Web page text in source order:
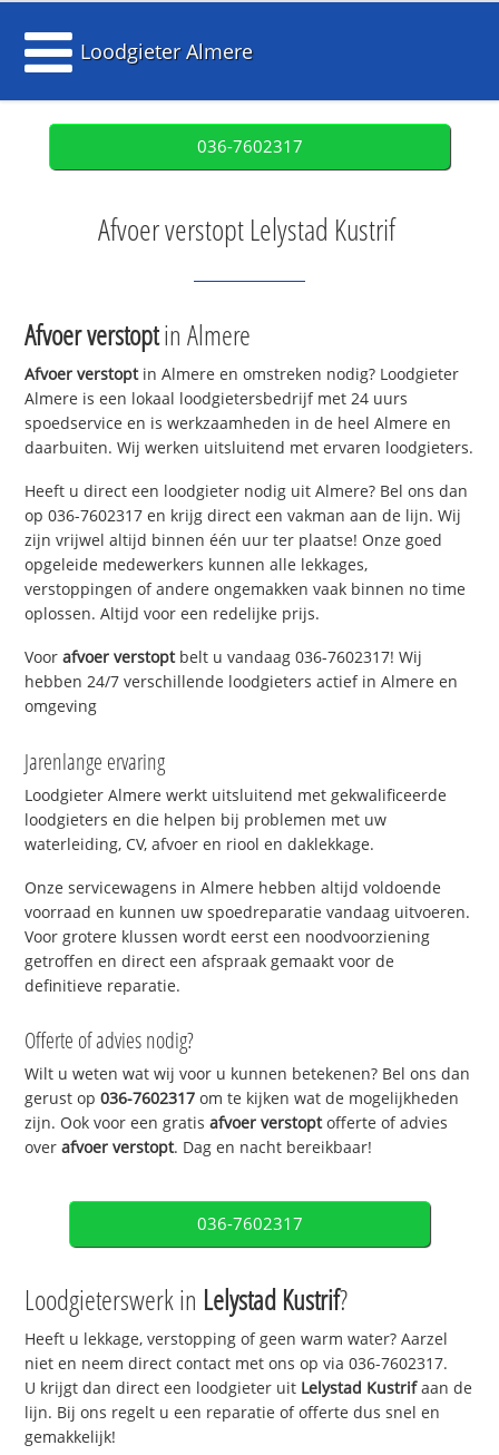
Loodgieter Almere
036-7602317
Afvoer verstopt Lelystad Kustrif
Afvoer verstoptin Almere
Afvoer verstoptin Almere en omstreken nodig? Loodgieter
Almere is een lokaal loodgietersbedrijf met 24 uurs
spoedservice en is werkzaamheden in de heel Almere en
daarbuiten. Wij werken uitsluitend met ervaren loodgieters.
Heeft u direct een loodgieter nodig uit Almere? Bel ons dan
op 036-7602317 en krijg direct een vakman aan de lijn. Wij
zijn vrijwel altijd binnen één uur ter plaatse! Onze goed
opgeleide medewerkers kunnen alle lekkages,
verstoppingen of andere ongemakken vaak binnen no time
oplossen. Altijd voor een redelijke prijs.
Voorafvoer verstoptbelt u vandaag 036-7602317! Wij
hebben 24/7 verschillende loodgieters actief in Almere en
omgeving
Jarenlange ervaring
Loodgieter Almere werkt uitsluitend met gekwalificeerde
loodgieters en die helpen bij problemen met uw
waterleiding, CV, afvoer en riool en daklekkage.
Onze servicewagens in Almere hebben altijd voldoende
voorraad en kunnen uw spoedreparatie vandaag uitvoeren.
Voor grotere klussen wordt eerst een noodvoorziening
getroffen en direct een afspraak gemaakt voor de
definitieve reparatie.
Offerte of advies nodig?
Wilt u weten wat wij voor u kunnen betekenen? Bel ons dan
gerust op036-7602317 om te kijken wat de mogelijkheden
zijn. Ook voor een gratisafvoer verstoptofferte of advies
overafvoer verstopt. Dag en nacht bereikbaar!
036-7602317
Loodgieterswerk in Lelystad Kustrif?
Heeft u lekkage, verstopping of geen warm water? Aarzel
niet en neem direct contact met ons op via 036-7602317.
U krijgt dan direct een loodgieter uit Lelystad Kustrifaan de
lijn. Bij ons regelt u een reparatie of offerte dus snel en
gemakkelijk!